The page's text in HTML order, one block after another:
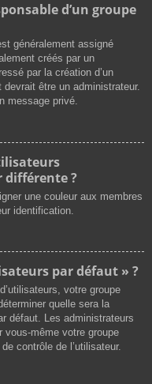
d’un groupe
généralement assigné
créés par un
par la création d’un
être un administrateur.
message privé.
différente ?
une couleur aux membres
identification.
par défaut » ?
votre groupe
quelle sera la
défaut. Les administrateurs
vous-même votre groupe
contrôle de l’utilisateur.